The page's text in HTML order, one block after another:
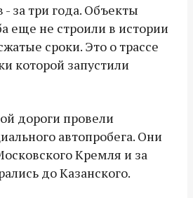
за три года. Объекты
еще не строили в истории
сроки. Это о трассе
которой запустили
дороги провели
автопробега. Они
Кремля и за
до Казанского.